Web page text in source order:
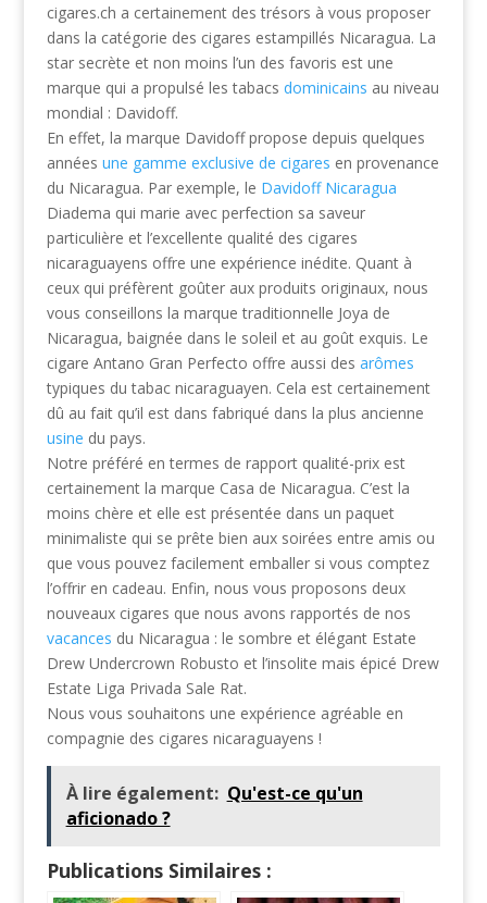
cigares.ch a certainement des trésors à vous proposer
dans la catégorie des cigares estampillés Nicaragua. La
star secrète et non moins l’un des favoris est une
marque qui a propulsé les tabacs dominicains au niveau
mondial : Davidoff.
En effet, la marque Davidoff propose depuis quelques
années une gamme exclusive de cigares en provenance
du Nicaragua. Par exemple, le Davidoff Nicaragua
Diadema qui marie avec perfection sa saveur
particulière et l’excellente qualité des cigares
nicaraguayens offre une expérience inédite. Quant à
ceux qui préfèrent goûter aux produits originaux, nous
vous conseillons la marque traditionnelle Joya de
Nicaragua, baignée dans le soleil et au goût exquis. Le
cigare Antano Gran Perfecto offre aussi des arômes
typiques du tabac nicaraguayen. Cela est certainement
dû au fait qu’il est dans fabriqué dans la plus ancienne
usine du pays.
Notre préféré en termes de rapport qualité-prix est
certainement la marque Casa de Nicaragua. C’est la
moins chère et elle est présentée dans un paquet
minimaliste qui se prête bien aux soirées entre amis ou
que vous pouvez facilement emballer si vous comptez
l’offrir en cadeau. Enfin, nous vous proposons deux
nouveaux cigares que nous avons rapportés de nos
vacances du Nicaragua : le sombre et élégant Estate
Drew Undercrown Robusto et l’insolite mais épicé Drew
Estate Liga Privada Sale Rat.
Nous vous souhaitons une expérience agréable en
compagnie des cigares nicaraguayens !
À lire également: Qu'est-ce qu'un
aficionado ?
Publications Similaires :